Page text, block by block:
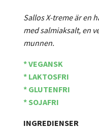
Sallos X-treme är en
med salmiaksalt, en
munnen.
* VEGANSK
* LAKTOSFRI
* GLUTENFRI
* SOJAFRI
INGREDIENSER